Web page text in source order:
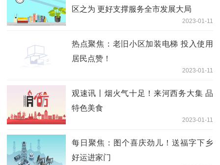
区之为 更好支撑服务全市发展大局
2023-01-11
热点聚焦：老旧小区加装电梯 投入使用
居民点赞！
2023-01-11
观速讯丨烟火气十足！来河西务大集 品
特色美食
2023-01-11
每日聚焦：图个喜庆劲儿！送福字下乡
好运进家门